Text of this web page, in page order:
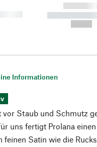
------------
-----------
Informationen
vor Staub und Schmutz
uns fertigt Prolana
feinen Satin wie die